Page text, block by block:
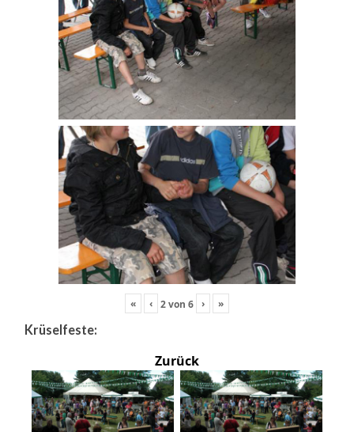
« ‹ 2von 6 › »
Krüselfeste:
Zurück